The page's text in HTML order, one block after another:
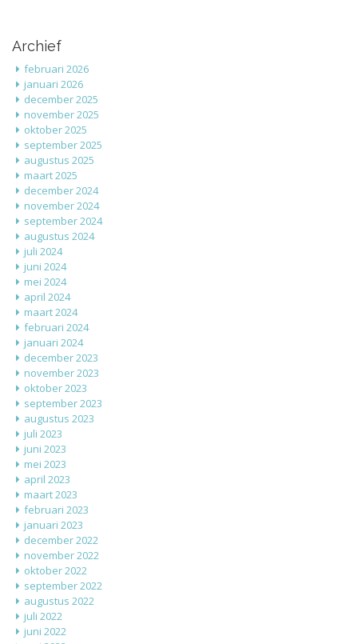
Archief
februari 2026
januari 2026
december 2025
november 2025
oktober 2025
september 2025
augustus 2025
maart 2025
december 2024
november 2024
september 2024
augustus 2024
juli 2024
juni 2024
mei 2024
april 2024
maart 2024
februari 2024
januari 2024
december 2023
november 2023
oktober 2023
september 2023
augustus 2023
juli 2023
juni 2023
mei 2023
april 2023
maart 2023
februari 2023
januari 2023
december 2022
november 2022
oktober 2022
september 2022
augustus 2022
juli 2022
juni 2022